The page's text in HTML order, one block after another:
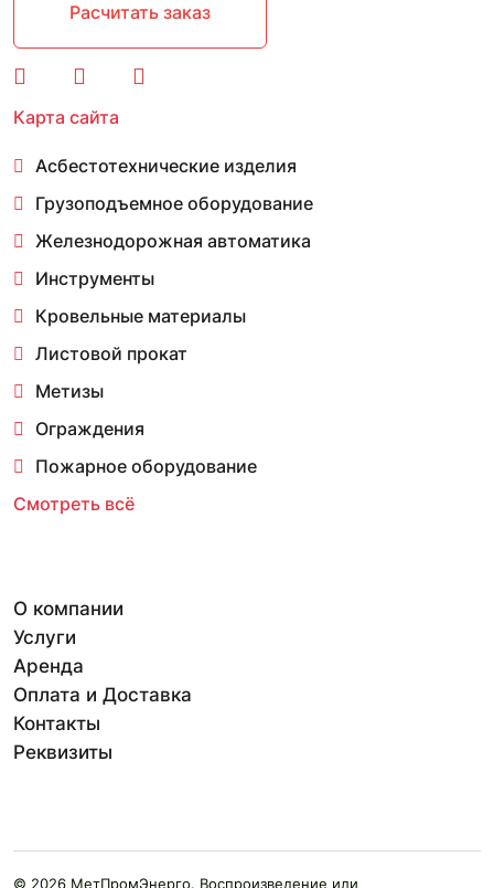
Расчитать заказ
Карта сайта
Асбестотехнические изделия
Грузоподъемное оборудование
Железнодорожная автоматика
Инструменты
Кровельные материалы
Листовой прокат
Метизы
Ограждения
Пожарное оборудование
Смотреть всё
О компании
Услуги
Аренда
Оплата и Доставка
Контакты
Реквизиты
© 2026 МетПромЭнерго. Воспроизведение или